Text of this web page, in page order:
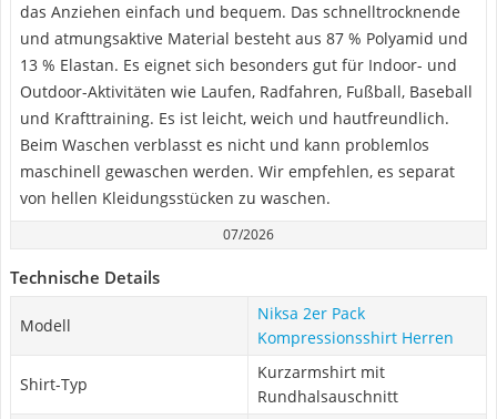
das Anziehen einfach und bequem. Das schnelltrocknende
und atmungsaktive Material besteht aus 87 % Polyamid und
13 % Elastan. Es eignet sich besonders gut für Indoor- und
Outdoor-Aktivitäten wie Laufen, Radfahren, Fußball, Baseball
und Krafttraining. Es ist leicht, weich und hautfreundlich.
Beim Waschen verblasst es nicht und kann problemlos
maschinell gewaschen werden. Wir empfehlen, es separat
von hellen Kleidungsstücken zu waschen.
07/2026
Technische Details
Modell
Niksa 2er Pack
Kompressionsshirt Herren
Shirt-Typ
Kurzarmshirt mit
Rundhalsauschnitt